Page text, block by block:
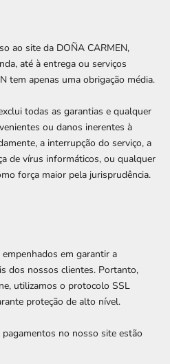
ao site da DOÑA CARMEN,
até à entrega ou serviços
tem apenas uma obrigação média.
todas as garantias e qualquer
ou danos inerentes à
a interrupção do serviço, a
de vírus informáticos, ou qualquer
força maior pela jurisprudência.
em garantir a
dos nossos clientes. Portanto,
utilizamos o protocolo SSL
proteção de alto nível.
no nosso site estão